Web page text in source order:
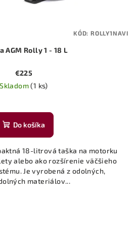
AGM Rolly 1 - 18 L
€225
Skladom(1 ks)
Do košíka
18-litrová taška na motorku
alebo ako rozšírenie väčšieho
Je vyrobená z odolných,
materiálov...
KÓD: ROLLY1NAVI